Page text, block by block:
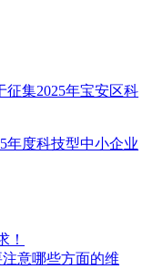
集2025年宝安区科
年度科技型中小企业
！
意哪些方面的维